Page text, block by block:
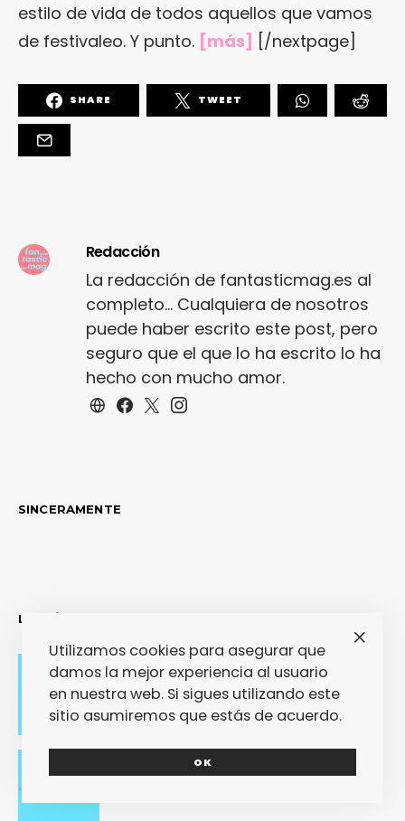
estilo de vida de todos aquellos que vamos
de festivaleo. Y punto. [más] [/nextpage]
SHARE TWEET
Redacción
La redacción de fantasticmag.es al
completo... Cualquiera de nosotros
puede haber escrito este post, pero
seguro que el que lo ha escrito lo ha
hecho con mucho amor.
SINCERAMENTE
LO MÁS RECIENTE
Adiós con el corazón
Utilizamos cookies para asegurar que
damos la mejor experiencia al usuario
en nuestra web. Si sigues utilizando este
sitio asumiremos que estás de acuerdo.
OK